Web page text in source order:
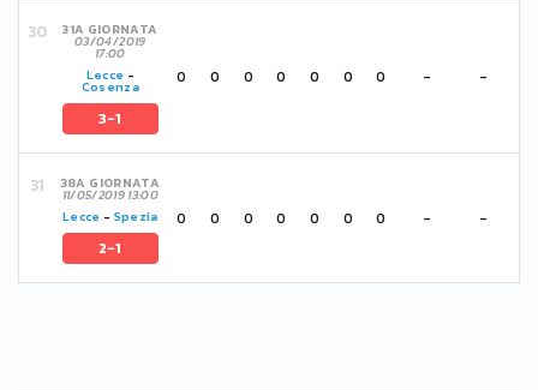
31A GIORNATA
03/04/2019
17:00
Lecce -
Cosenza
3-1
0 0 0 0 0 0 0 - -
38A GIORNATA
11/05/2019 13:00
Lecce - Spezia
2-1
0 0 0 0 0 0 0 - -